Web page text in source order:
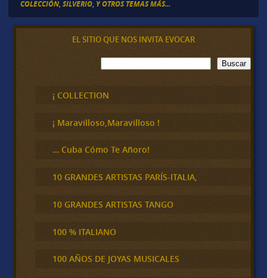
COLECCIÓN, SILVERIO, Y OTROS TEMAS MÁS...
EL SITIO QUE NOS INVITA EVOCAR
B
u
c
a
Buscar
¡ COLLECTION
¡ Maravilloso,Maravilloso !
… Cuba Cómo Te Añoro!
10 GRANDES ARTISTAS PARÍS-ITALIA,
10 GRANDES ARTISTAS TANGO
100 % ITALIANO
100 AÑOS DE JOYAS MUSICALES